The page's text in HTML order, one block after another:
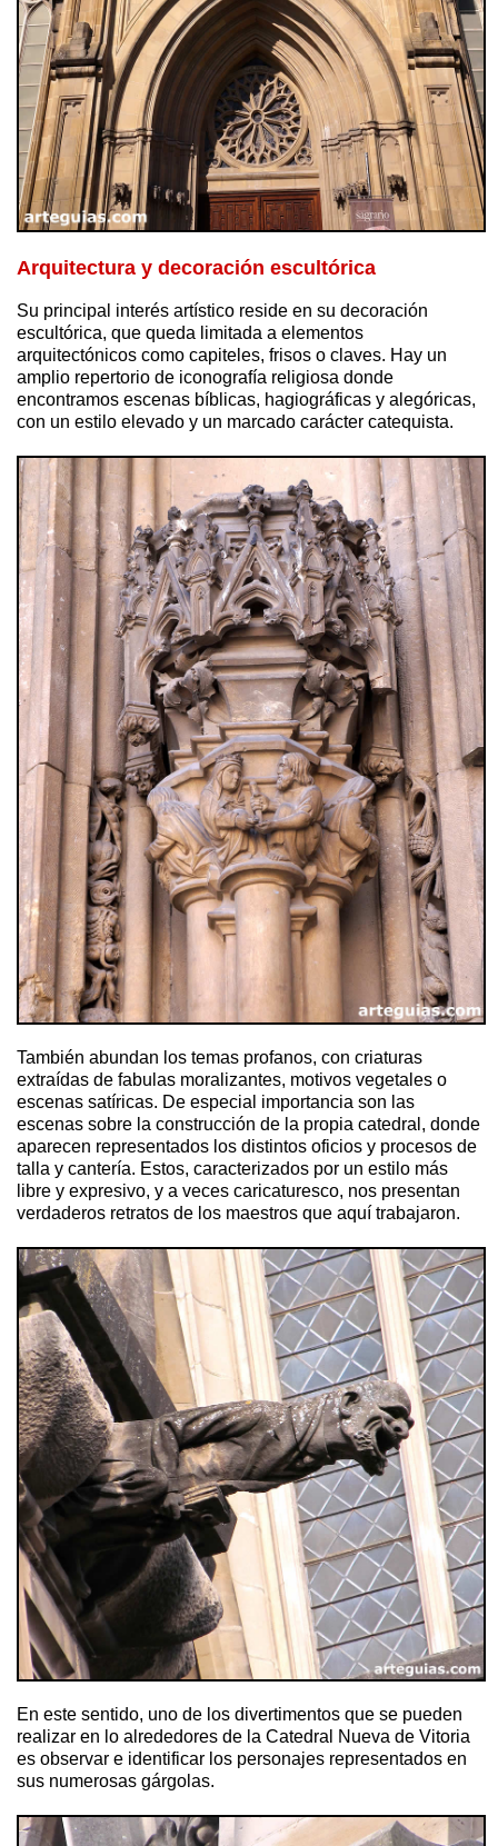
Arquitectura y decoración escultórica
Su principal interés artístico reside en su decoración
escultórica, que queda limitada a elementos
arquitectónicos como capiteles, frisos o claves. Hay un
amplio repertorio de iconografía religiosa donde
encontramos escenas bíblicas, hagiográficas y alegóricas,
con un estilo elevado y un marcado carácter catequista.
También abundan los temas profanos, con criaturas
extraídas de fabulas moralizantes, motivos vegetales o
escenas satíricas. De especial importancia son las
escenas sobre la construcción de la propia catedral, donde
aparecen representados los distintos oficios y procesos de
talla y cantería. Estos, caracterizados por un estilo más
libre y expresivo, y a veces caricaturesco, nos presentan
verdaderos retratos de los maestros que aquí trabajaron.
En este sentido, uno de los divertimentos que se pueden
realizar en lo alrededores de la Catedral Nueva de Vitoria
es observar e identificar los personajes representados en
sus numerosas gárgolas.